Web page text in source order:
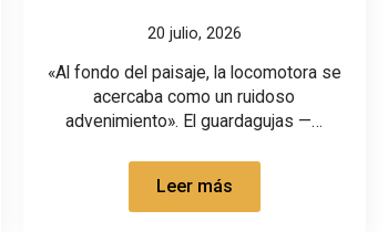
20 julio, 2026
«Al fondo del paisaje, la locomotora se
acercaba como un ruidoso
advenimiento». El guardagujas —…
Leer más